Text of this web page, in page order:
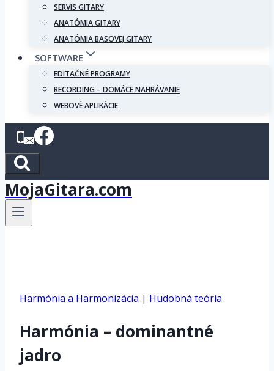
SERVIS GITARY
ANATÓMIA GITARY
ANATÓMIA BASOVEJ GITARY
SOFTWARE
EDITAČNÉ PROGRAMY
RECORDING – DOMÁCE NAHRÁVANIE
WEBOVÉ APLIKÁCIE
MojaGitara.com
Harmónia a Harmonizácia | Hudobná teória
Harmónia – dominantné
jadro